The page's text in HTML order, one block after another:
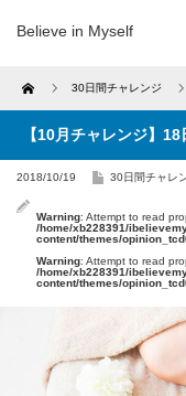
Believe in Myself
Home 30日間チャレンジ
【10月チャレンジ】18
2018/10/19 30日間チャレ
Warning: Attempt to read
/home/xb228391/
content/themes/
Warning: Attempt to read
/home/xb228391/
content/themes/